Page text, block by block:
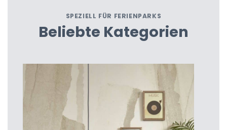
SPEZIELL FÜR FERIENPARKS
Beliebte Kategorien